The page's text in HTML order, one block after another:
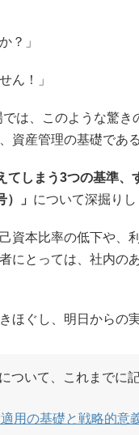
？」
ん！」
は、このような驚
産管理の基礎であ
しまう3つの基準
」 について深掘りし
資本比率の低下や、
にとっては、社内の
ぐし、明日からの
ついて、これまでに
用の基礎と戦略的